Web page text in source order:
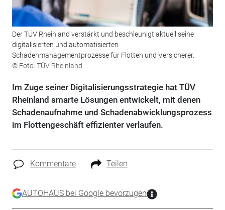
Der TÜV Rheinland verstärkt und beschleunigt aktuell seine
digitalisierten und automatisierten
Schadenmanagementprozesse für Flotten und Versicherer.
© Foto: TÜV Rheinland
Im Zuge seiner Digitalisierungsstrategie hat TÜV
Rheinland smarte Lösungen entwickelt, mit denen
Schadenaufnahme und Schadenabwicklungsprozess
im Flottengeschäft effizienter verlaufen.
Kommentare Teilen
AUTOHAUS bei Google bevorzugen